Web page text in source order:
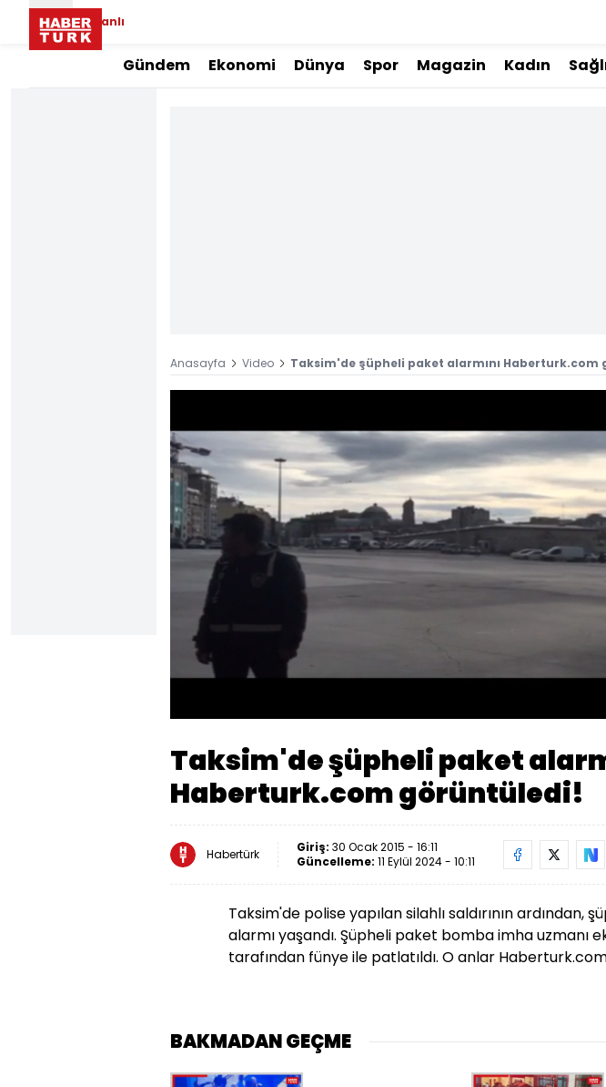
Canlı
Gündem Ekonomi Dünya Spor Magazin Kadın
Anasayfa Video Taksim'de şüpheli paket alarmını Haberturk.com
Taksim'de şüpheli paket
Haberturk.com görüntüledi!
Habertürk Giriş: 30 Ocak 2015 - 16:11
Güncelleme: 11 Eylül 2024 - 10:11
Taksim'de polise yapılan silahlı saldırının ardından,
alarmı yaşandı. Şüpheli paket bomba imha uzmanı
tarafından fünye ile patlatıldı. O anlar
BAKMADAN GEÇME